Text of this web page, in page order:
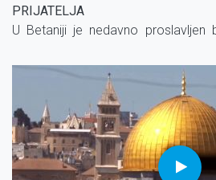
PRIJATELJA
U Betaniji je nedavno proslavljen
izgrađena crkva, ugostila je braću